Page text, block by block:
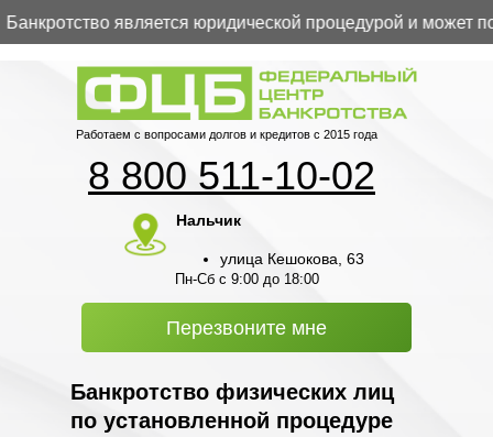
является юридической процедурой и может
Банкротство физических лиц
по установленной процедуре
Перезвоните мне
8 800 511-10-02
Пн-Сб с 9:00 до 18:00
Нальчик
улица Кешокова, 63
Работаем с вопросами долгов и кредитов с 2015 года